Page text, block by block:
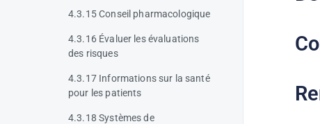
4.3.15 Conseil pharmacologique
4.3.16 Évaluer les évaluations
des risques
4.3.17 Informations sur la santé
pour les patients
4.3.18 Systèmes de